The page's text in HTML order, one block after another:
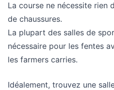
La course ne nécessite rien
de chaussures.
La plupart des salles de
nécessaire pour les fentes
les farmers carries.
Idéalement, trouvez une